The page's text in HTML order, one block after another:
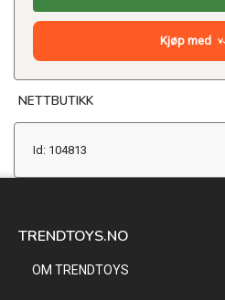
Kjøp med
NETTBUTIKK
Id: 104813
TRENDTOYS.NO
OM TRENDTOYS